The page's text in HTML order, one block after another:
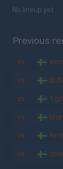
No lineup yet
Previous
vs.
vs.
vs. 1
vs.
vs.
vs.